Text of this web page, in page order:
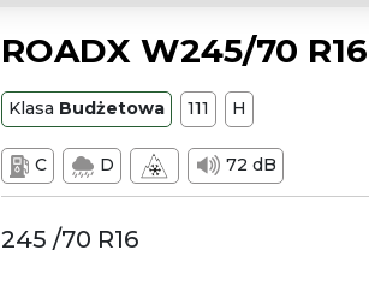
ROADX W245/70 R16
Klasa Budżetowa 111 H
C D 72 dB
245 /70 R16